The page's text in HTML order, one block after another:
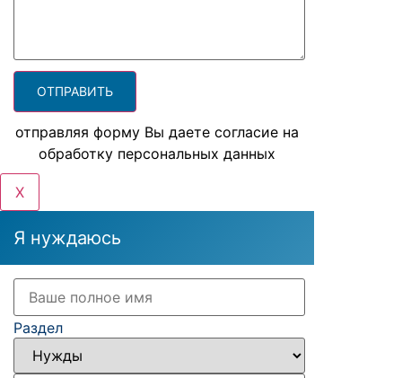
отправляя форму Вы даете согласие на
обработку персональных данных
X
Я нуждаюсь
Раздел